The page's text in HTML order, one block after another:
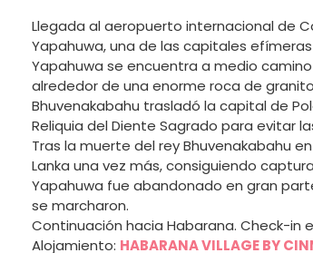
Llegada al aeropuerto internacional de
Yapahuwa, una de las capitales
Yapahuwa se encuentra a medio
alrededor de una enorme roca de granito
Bhuvenakabahu trasladó la capital de
Reliquia del Diente Sagrado para evitar
Tras la muerte del rey Bhuvenakabahu
Lanka una vez más, consiguiendo
Yapahuwa fue abandonado en gran
se marcharon.
Continuación hacia Habarana. Check-in
Alojamiento: HABARANA VILLAGE BY